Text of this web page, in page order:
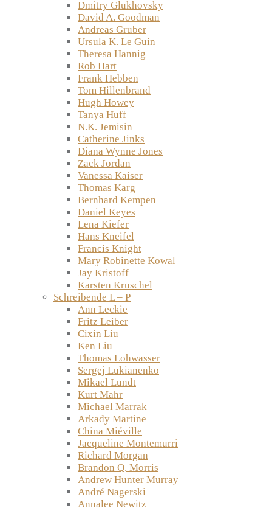
Dmitry Glukhovsky
David A. Goodman
Andreas Gruber
Ursula K. Le Guin
Theresa Hannig
Rob Hart
Frank Hebben
Tom Hillenbrand
Hugh Howey
Tanya Huff
N.K. Jemisin
Catherine Jinks
Diana Wynne Jones
Zack Jordan
Vanessa Kaiser
Thomas Karg
Bernhard Kempen
Daniel Keyes
Lena Kiefer
Hans Kneifel
Francis Knight
Mary Robinette Kowal
Jay Kristoff
Karsten Kruschel
Schreibende L – P
Ann Leckie
Fritz Leiber
Cixin Liu
Ken Liu
Thomas Lohwasser
Sergej Lukianenko
Mikael Lundt
Kurt Mahr
Michael Marrak
Arkady Martine
China Miéville
Jacqueline Montemurri
Richard Morgan
Brandon Q. Morris
Andrew Hunter Murray
André Nagerski
Annalee Newitz